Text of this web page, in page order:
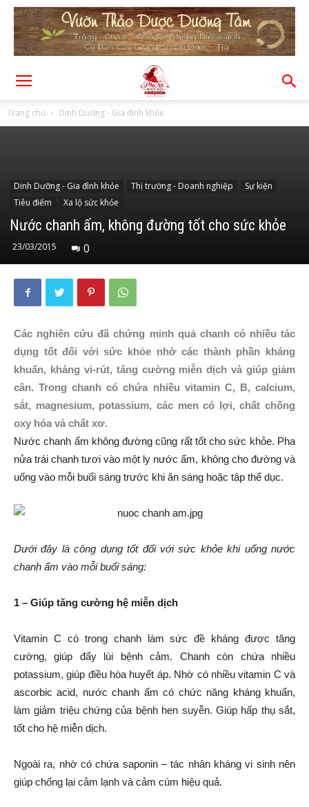
Trang chủ Dinh Dưỡng - Gia đình khỏe
Dinh Dưỡng - Gia đình khỏe Thị trường - Doanh nghiệp
Sự kiện
Tiêu điểm
Xa lộ sức khỏe
Nước chanh ấm, không đường tốt cho sức khỏe
23/03/2015 0
Các nghiên cứu đã chứng minh quả chanh có nhiều tác
dụng tốt đối với sức khỏe nhờ các thành phần kháng
khuẩn, kháng vi-rút, tăng cường miễn dịch và giúp giảm
cân. Trong chanh có chứa nhiều vitamin C, B, calcium,
sắt, magnesium, potassium, các men có lợi, chất chống
oxy hóa và chất xơ.
Nước chanh ấm không đường cũng rất tốt cho sức khỏe. Pha
nửa trái chanh tươi vào một ly nước ấm, không cho đường và
uống vào mỗi buổi sáng trước khi ăn sáng hoặc tập thể dục.
Dưới đây là công dụng tốt đối với sức khỏe khi uống nước
chanh ấm vào mỗi buổi sáng:
1 – Giúp tăng cường hệ miễn dịch
Vitamin C có trong chanh làm sức đề kháng được tăng
cường, giúp đẩy lùi bệnh cảm. Chanh còn chứa nhiều
potassium, giúp điều hòa huyết áp. Nhờ có nhiều vitamin C và
ascorbic acid, nước chanh ấm có chức năng kháng khuẩn,
làm giảm triệu chứng của bệnh hen suyễn. Giúp hấp thụ sắt,
tốt cho hệ miễn dịch.
Ngoài ra, nhờ có chứa saponin – tác nhân kháng vi sinh nên
giúp chống lại cảm lạnh và cảm cúm hiệu quả.